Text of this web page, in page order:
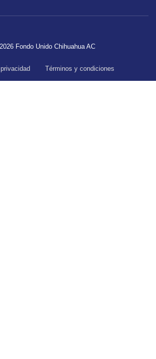
Fondo Unido Chihuahua AC
Términos y condiciones